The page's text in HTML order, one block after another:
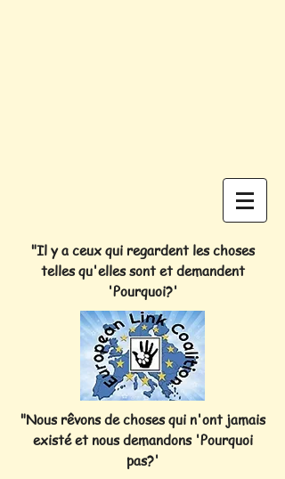
"Il y a ceux qui regardent les choses
telles qu'elles sont et demandent
'Pourquoi?'
"Nous rêvons de choses qui n'ont jamais
existé et nous demandons 'Pourquoi
pas?'